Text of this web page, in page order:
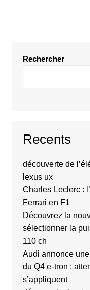
Rechercher
Recents
découverte de
lexus ux
Charles Leclerc :
Ferrari en F1
Découvrez la
sélectionner la
110 ch
Audi annonce
du Q4 e-tron :
s’appliquent